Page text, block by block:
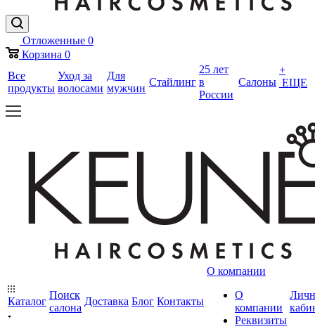
Отложенные 0
Корзина 0
Все
продукты
Уход за
волосами
Для
мужчин
Стайлинг
25 лет
в
России
Салоны
+
ЕЩЕ
Каталог
Поиск
салона
Доставка Блог Контакты
О компании
О
компании
Реквизиты